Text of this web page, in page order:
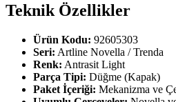
Teknik Özellikler
Ürün Kodu: 92605303
Seri: Artline Novella / Trenda
Renk: Antrasit Light
Parça Tipi: Düğme (Kapak)
Paket İçeriği: Mekanizma ve